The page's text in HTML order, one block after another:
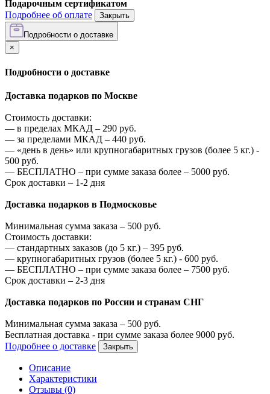
Подарочным сертификатом
Подробнее об оплате
Закрыть
Подробности о доставке
×
Подробности о доставке
Доставка подарков по Москве
Стоимость доставки:
— в пределах МКАД – 290 руб.
— за пределами МКАД – 440 руб.
— «день в день» или крупногабаритных грузов (более 5 кг.) -
500 руб.
— БЕСПЛАТНО – при сумме заказа более – 5000 руб.
Срок доставки – 1-2 дня
Доставка подарков в Подмосковье
Минимальная сумма заказа – 500 руб.
Стоимость доставки:
— стандартных заказов (до 5 кг.) – 395 руб.
— крупногабаритных грузов (более 5 кг.) - 600 руб.
— БЕСПЛАТНО – при сумме заказа более – 7500 руб.
Срок доставки – 2-3 дня
Доставка подарков по России и странам СНГ
Минимальная сумма заказа – 500 руб.
Бесплатная доставка - при сумме заказа более 9000 руб.
Подробнее о доставке
Закрыть
Описание
Характеристики
Отзывы (0)